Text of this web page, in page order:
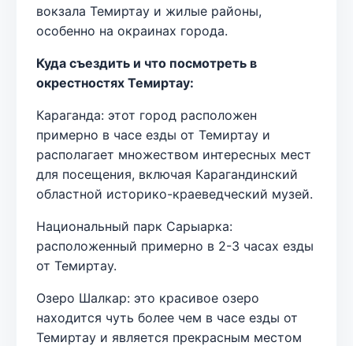
вокзала Темиртау и жилые районы,
особенно на окраинах города.
Куда съездить и что посмотреть в
окрестностях Темиртау:
Караганда: этот город расположен
примерно в часе езды от Темиртау и
располагает множеством интересных мест
для посещения, включая Карагандинский
областной историко-краеведческий музей.
Национальный парк Сарыарка:
расположенный примерно в 2-3 часах езды
от Темиртау.
Озеро Шалкар: это красивое озеро
находится чуть более чем в часе езды от
Темиртау и является прекрасным местом